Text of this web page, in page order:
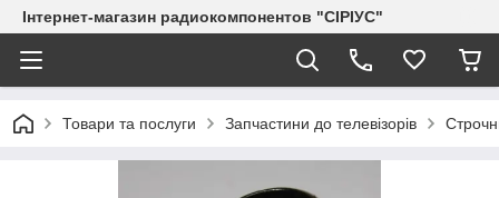
Інтернет-магазин радиокомпонентов "СІРІУС"
Товари та послуги Запчастини до телевізорів